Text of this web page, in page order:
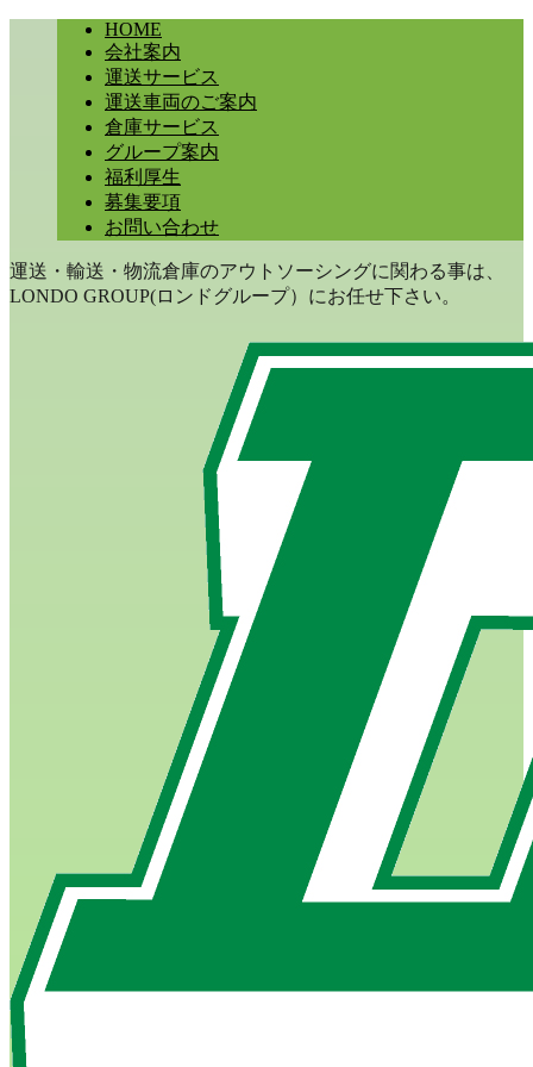
HOME
会社案内
運送サービス
運送車両のご案内
倉庫サービス
グループ案内
福利厚生
募集要項
お問い合わせ
運送・輸送・物流倉庫のアウトソーシングに関わる事は、
LONDO GROUP(ロンドグループ）にお任せ下さい。